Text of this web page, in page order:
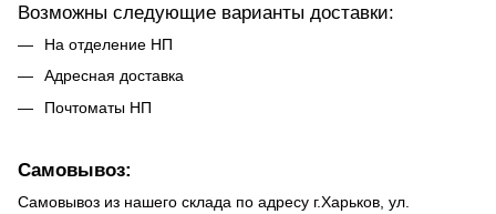
Возможны следующие варианты доставки:
На отделение НП
Адресная доставка
Почтоматы НП
Самовывоз:
Самовывоз из нашего склада по адресу г.Харьков, ул.